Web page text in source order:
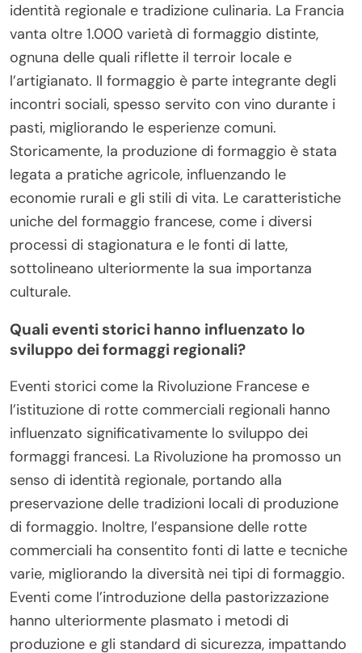
identità regionale e tradizione culinaria. La Francia
vanta oltre 1.000 varietà di formaggio distinte,
ognuna delle quali riflette il terroir locale e
l’artigianato. Il formaggio è parte integrante degli
incontri sociali, spesso servito con vino durante i
pasti, migliorando le esperienze comuni.
Storicamente, la produzione di formaggio è stata
legata a pratiche agricole, influenzando le
economie rurali e gli stili di vita. Le caratteristiche
uniche del formaggio francese, come i diversi
processi di stagionatura e le fonti di latte,
sottolineano ulteriormente la sua importanza
culturale.
Quali eventi storici hanno influenzato lo
sviluppo dei formaggi regionali?
Eventi storici come la Rivoluzione Francese e
l’istituzione di rotte commerciali regionali hanno
influenzato significativamente lo sviluppo dei
formaggi francesi. La Rivoluzione ha promosso un
senso di identità regionale, portando alla
preservazione delle tradizioni locali di produzione
di formaggio. Inoltre, l’espansione delle rotte
commerciali ha consentito fonti di latte e tecniche
varie, migliorando la diversità nei tipi di formaggio.
Eventi come l’introduzione della pastorizzazione
hanno ulteriormente plasmato i metodi di
produzione e gli standard di sicurezza, impattando